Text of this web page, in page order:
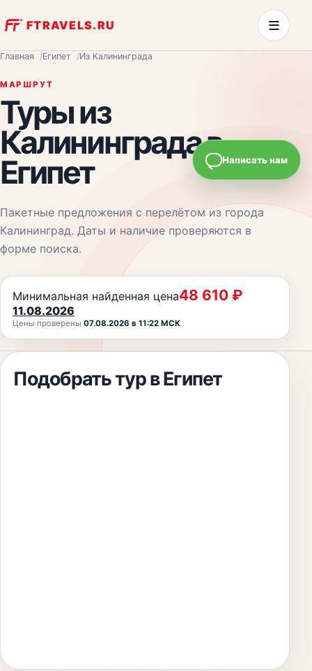
FTRAVELS.RU ≡
Главная Египет Из Калининграда
МАРШРУТ
Туры из
Калининградав
Египет
Пакетные предложения с перелётом из города
Калининград. Даты и наличие проверяются в
форме поиска.
Минимальная найденная цена48 610 ₽
11.08.2026
Цены проверены 07.08.2026 в 11:22 МСК
Подобрать турв Египет
Написать нам